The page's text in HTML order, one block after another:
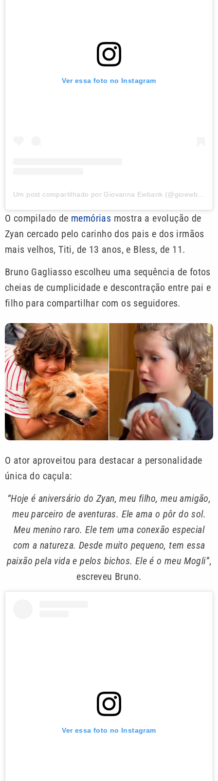
Ver essa foto no Instagram
O compilado de memórias mostra a evolução de
Zyan cercado pelo carinho dos pais e dos irmãos
mais velhos, Titi, de 13 anos, e Bless, de 11.
Bruno Gagliasso escolheu uma sequência de fotos
cheias de cumplicidade e descontração entre pai e
filho para compartilhar com os seguidores.
O ator aproveitou para destacar a personalidade
única do caçula:
“Hoje é aniversário do Zyan, meu filho, meu amigão,
meu parceiro de aventuras. Ele ama o pôr do sol.
Meu menino raro. Ele tem uma conexão especial
com a natureza. Desde muito pequeno, tem essa
paixão pela vida e pelos bichos. Ele é o meu Mogli”,
escreveu Bruno.
Ver essa foto no Instagram